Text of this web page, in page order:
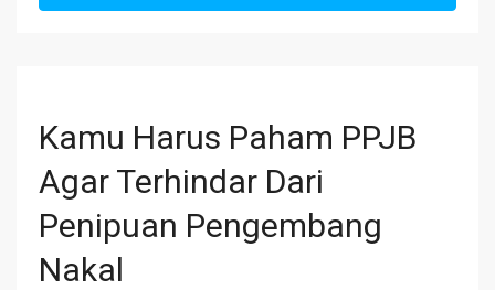
Kamu Harus Paham PPJB
Agar Terhindar Dari
Penipuan Pengembang
Nakal